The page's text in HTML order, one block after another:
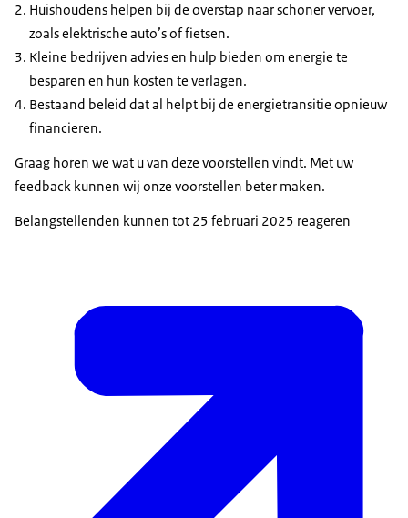
Huishoudens helpen bij de overstap naar schoner vervoer,
zoals elektrische auto’s of fietsen.
Kleine bedrijven advies en hulp bieden om energie te
besparen en hun kosten te verlagen.
Bestaand beleid dat al helpt bij de energietransitie opnieuw
financieren.
Graag horen we wat u van deze voorstellen vindt. Met uw
feedback kunnen wij onze voorstellen beter maken.
Belangstellenden kunnen tot 25 februari 2025 reageren